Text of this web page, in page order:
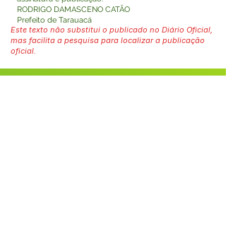
RODRIGO DAMASCENO CATÃO
Prefeito de Tarauacá
Este texto não substitui o publicado no Diário Oficial,
mas facilita a pesquisa para localizar a publicação
oficial.